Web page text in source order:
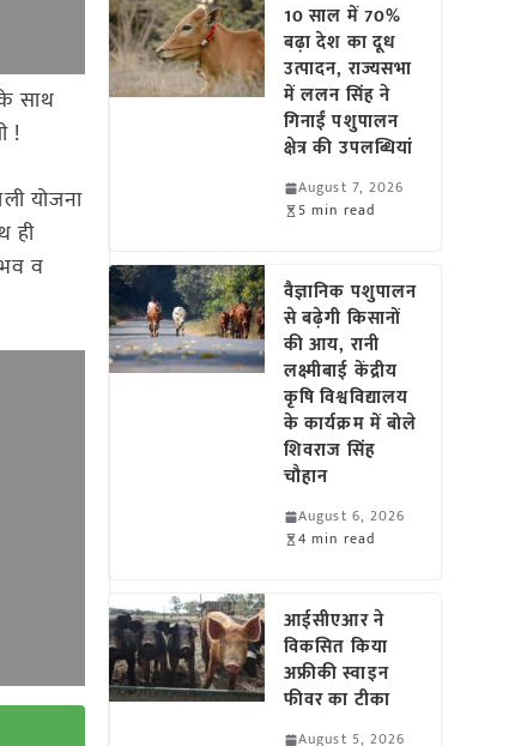
साथ
!
योजना
ही
व
10 साल में 70%
बढ़ा देश का दूध
उत्पादन, राज्यसभा
में ललन सिंह ने
गिनाईं पशुपालन
क्षेत्र की उपलब्धियां
August 7, 2026
5 min read
वैज्ञानिक पशुपालन
से बढ़ेगी किसानों
की आय, रानी
लक्ष्मीबाई केंद्रीय
कृषि विश्वविद्यालय
के कार्यक्रम में बोले
शिवराज सिंह
चौहान
August 6, 2026
4 min read
आईसीएआर ने
विकसित किया
अफ्रीकी स्वाइन
फीवर का टीका
August 5, 2026